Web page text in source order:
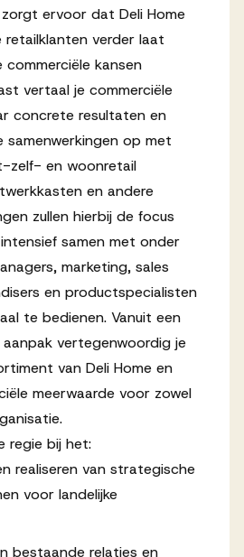
zorgt ervoor dat Deli Home
verder laat
commerciële kansen
vertaal je commerciële
concrete resultaten en
samenwerkingen op met
zelf- en woonretail
en andere
zullen hierbij de focus
samen met onder
marketing, sales
en productspecialisten
te bedienen. Vanuit een
vertegenwoordig je
van Deli Home en
meerwaarde voor zowel
regie bij het:
realiseren van strategische
voor landelijke
bestaande relaties en